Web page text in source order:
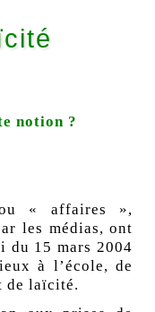
notion ?
ou « affaires »,
les médias, ont
du 15 mars 2004
à l’école, de
de laïcité.